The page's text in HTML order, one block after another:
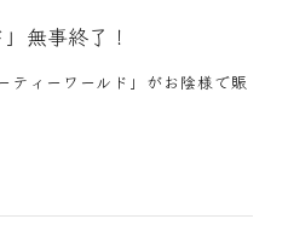
無事終了！
ティーワールド」がお陰様で賑